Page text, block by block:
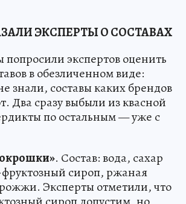
ЭКСПЕРТЫ О СОСТАВАХ
экспертов оценить
в обезличенном виде:
знали, составы каких брендов
Два сразу выбыли из квасной
по остальным — уже с
. Состав: вода, сахар
сироп, ржаная
Эксперты отметили, что